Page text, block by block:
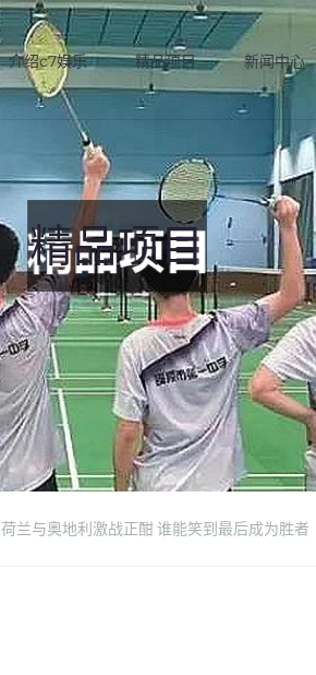
介绍c7娱乐 精品项目 新闻中心
精品项目
荷兰与奥地利激战正酣 谁能笑到最后成为胜者